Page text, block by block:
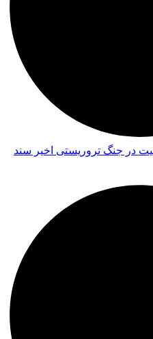
در جنگ تروریستی اخیر سند